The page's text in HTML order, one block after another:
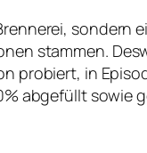
sondern
stammen.
probiert, in
abgefüllt sowie